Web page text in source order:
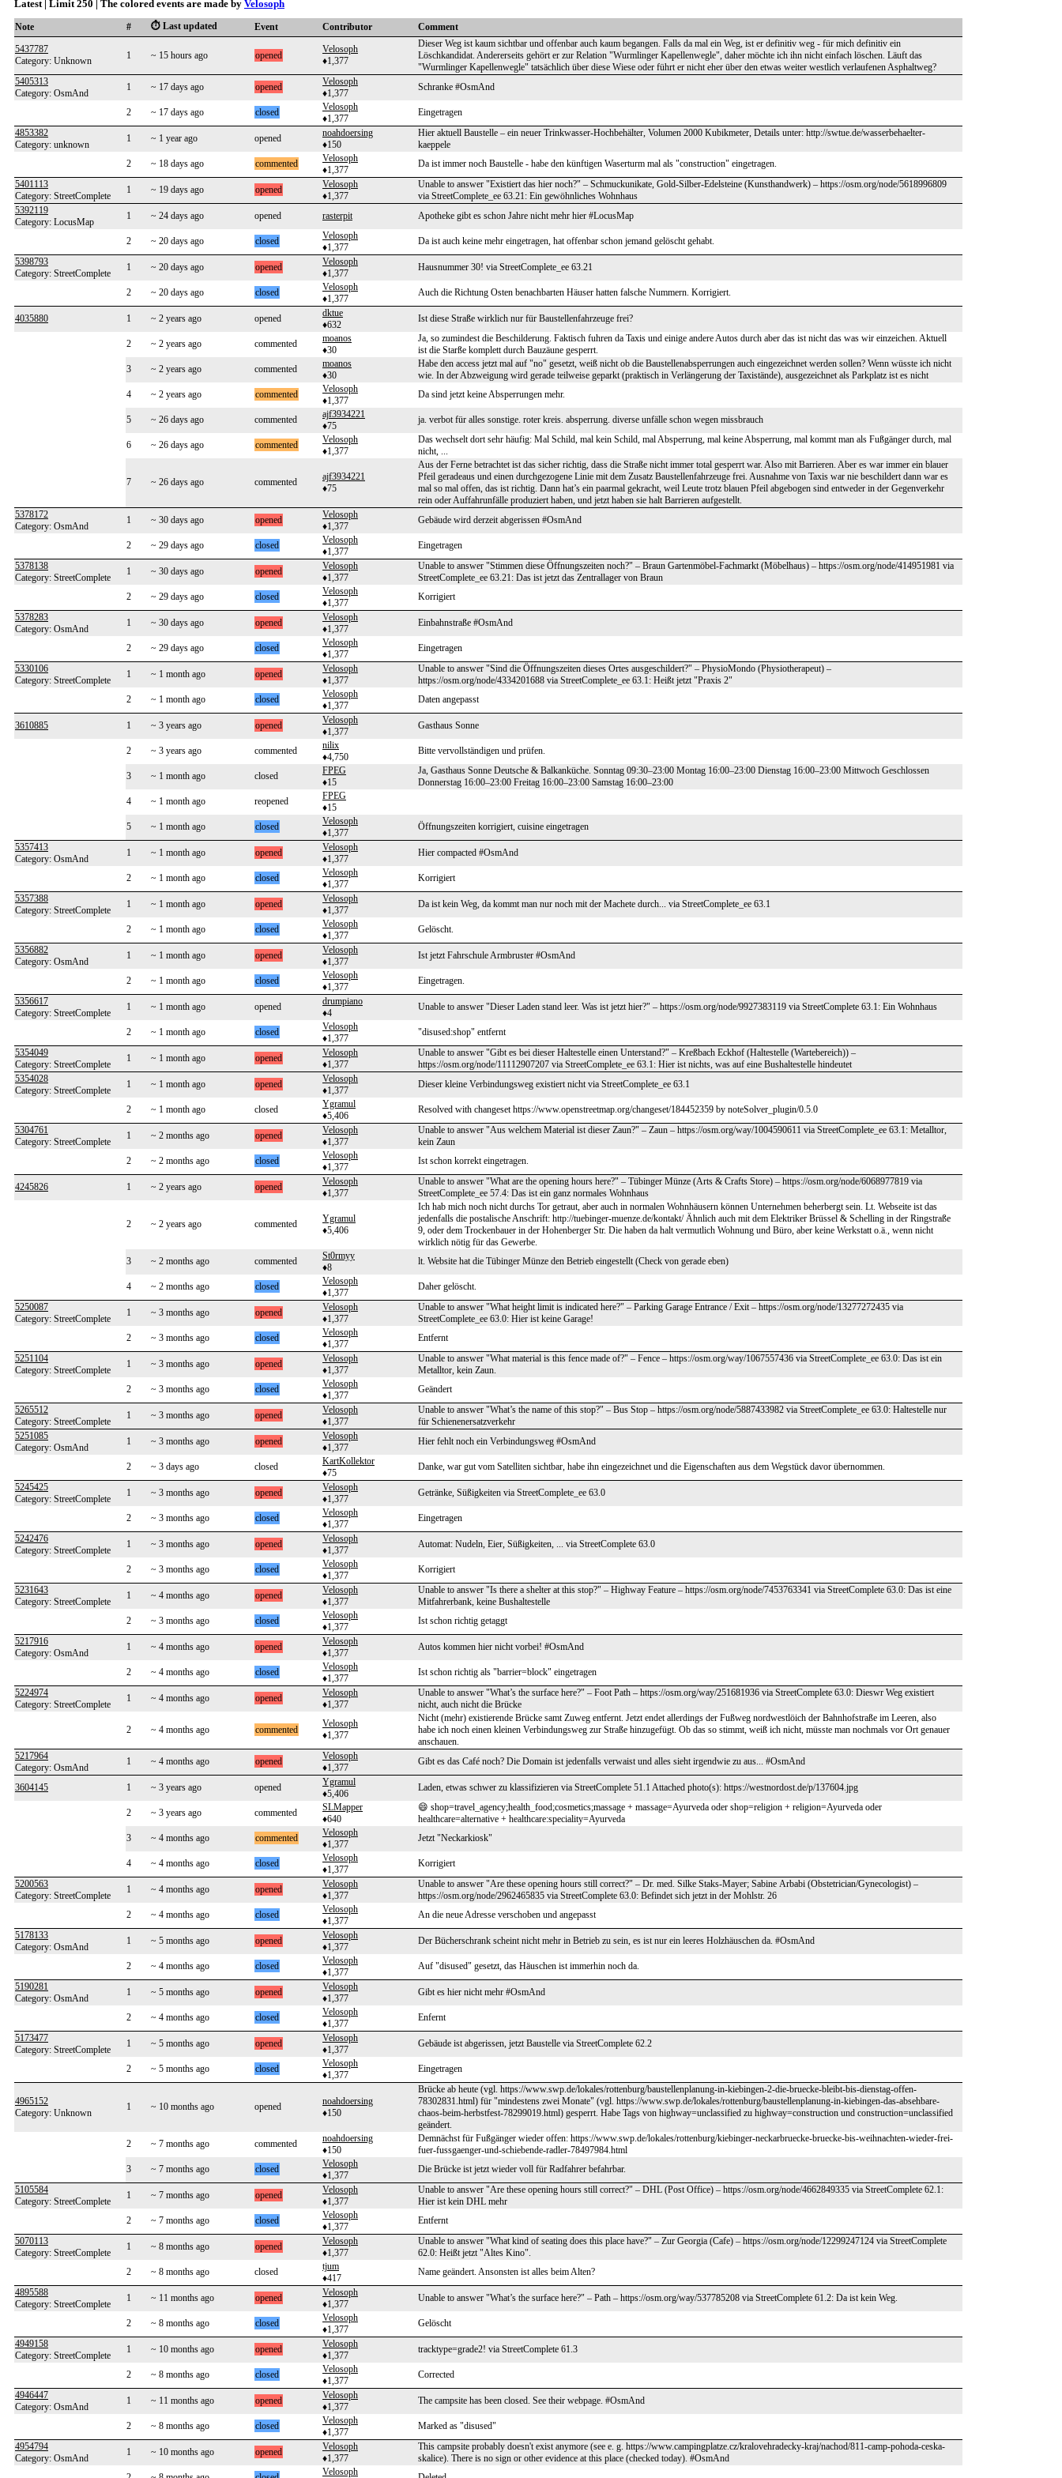
Latest | Limit 250 | The colored events are made by Velosoph
Note # ⏱️ Last updated Event Contributor
Comment
5437787
Category: Unknown
1 ~ 15 hours ago opened
Velosoph
♦1,377
Dieser Weg ist kaum sichtbar und offenbar auch kaum begangen. Falls da mal ein Weg, ist er definitiv weg - für mich definitiv ein
Löschkandidat. Andererseits gehört er zur Relation "Wurmlinger Kapellenwegle", daher möchte ich ihn nicht einfach löschen. Läuft das
"Wurmlinger Kapellenwegle" tatsächlich über diese Wiese oder führt er nicht eher über den etwas weiter westlich verlaufenen Asphaltweg?
5405313
Category: OsmAnd
1 ~ 17 days ago opened
Velosoph
♦1,377
Schranke #OsmAnd
2 ~ 17 days ago closed
Velosoph
♦1,377
Eingetragen
4853382
Category: unknown
1 ~ 1 year ago opened
noahdoersing
♦150
Hier aktuell Baustelle – ein neuer Trinkwasser-Hochbehälter, Volumen 2000 Kubikmeter, Details unter: http://swtue.de/wasserbehaelter-
kaeppele
2
~ 18 days ago commented
Velosoph
♦1,377
Da ist immer noch Baustelle - habe den künftigen Waserturm mal als "construction" eingetragen.
5401113
Category: StreetComplete
1 ~ 19 days ago opened
Velosoph
♦1,377
Unable to answer "Existiert das hier noch?" – Schmuckunikate, Gold-Silber-Edelsteine (Kunsthandwerk) – https://osm.org/node/5618996809
via StreetComplete_ee 63.21: Ein gewöhnliches Wohnhaus
5392119
Category: LocusMap
1 ~ 24 days ago opened rasterpit Apotheke gibt es schon Jahre nicht mehr hier #LocusMap
2 ~ 20 days ago closed
Velosoph
♦1,377
Da ist auch keine mehr eingetragen, hat offenbar schon jemand gelöscht gehabt.
5398793
Category: StreetComplete
1 ~ 20 days ago opened
Velosoph
♦1,377
Hausnummer 30! via StreetComplete_ee 63.21
2 ~ 20 days ago closed
Velosoph
♦1,377
Auch die Richtung Osten benachbarten Häuser hatten falsche Nummern. Korrigiert.
4035880 1 ~ 2 years ago opened
dktue
♦632
Ist diese Straße wirklich nur für Baustellenfahrzeuge frei?
2 ~ 2 years ago commented
moanos
♦30
Ja, so zumindest die Beschilderung. Faktisch fuhren da Taxis und einige andere Autos durch aber das ist nicht das was wir einzeichen. Aktuell
ist die Starße komplett durch Bauzäune gesperrt.
3
~ 2 years ago commented
moanos
♦30
Habe den access jetzt mal auf "no" gesetzt, weiß nicht ob die Baustellenabsperrungen auch eingezeichnet werden sollen? Wenn wüsste ich nicht
wie. In der Abzweigung wird gerade teilweise geparkt (praktisch in Verlängerung der Taxistände), ausgezeichnet als Parkplatz ist es nicht
4
~ 2 years ago commented
Velosoph
♦1,377
Da sind jetzt keine Absperrungen mehr.
5 ~ 26 days ago commented
ajf3934221
♦75
ja. verbot für alles sonstige. roter kreis. absperrung. diverse unfälle schon wegen missbrauch
6 ~ 26 days ago commented
Velosoph
♦1,377
Das wechselt dort sehr häufig: Mal Schild, mal kein Schild, mal Absperrung, mal keine Absperrung, mal kommt man als Fußgänger durch, mal
nicht, ...
7 ~ 26 days ago commented
ajf3934221
♦75
Aus der Ferne betrachtet ist das sicher richtig, dass die Straße nicht immer total gesperrt war. Also mit Barrieren. Aber es war immer ein blauer
Pfeil geradeaus und einen durchgezogene Linie mit dem Zusatz Baustellenfahrzeuge frei. Ausnahme von Taxis war nie beschildert dann war es
mal so mal offen, das ist richtig. Dann hat’s ein paarmal gekracht, weil Leute trotz blauen Pfeil abgebogen sind entweder in der Gegenverkehr
rein oder Auffahrunfälle produziert haben, und jetzt haben sie halt Barrieren aufgestellt.
5378172
Category: OsmAnd
1 ~ 30 days ago opened
Velosoph
♦1,377
Gebäude wird derzeit abgerissen #OsmAnd
2 ~ 29 days ago closed
Velosoph
♦1,377
Eingetragen
5378138
Category: StreetComplete
1 ~ 30 days ago opened
Velosoph
♦1,377
Unable to answer "Stimmen diese Öffnungszeiten noch?" – Braun Gartenmöbel-Fachmarkt (Möbelhaus) – https://osm.org/node/414951981 via
StreetComplete_ee 63.21: Das ist jetzt das Zentrallager von Braun
2
~ 29 days ago closed
Velosoph
♦1,377
Korrigiert
5378283
Category: OsmAnd
1 ~ 30 days ago opened
Velosoph
♦1,377
Einbahnstraße #OsmAnd
2 ~ 29 days ago closed
Velosoph
♦1,377
Eingetragen
5330106
Category: StreetComplete
1 ~ 1 month ago opened
Velosoph
♦1,377
Unable to answer "Sind die Öffnungszeiten dieses Ortes ausgeschildert?" – PhysioMondo (Physiotherapeut) –
https://osm.org/node/4334201688 via StreetComplete_ee 63.1: Heißt jetzt "Praxis 2"
2
~ 1 month ago closed
Velosoph
♦1,377
Daten angepasst
3610885 1 ~ 3 years ago opened
Velosoph
♦1,377
Gasthaus Sonne
2 ~ 3 years ago commented
nilix
♦4,750
Bitte vervollständigen und prüfen.
3 ~ 1 month ago closed
FPEG
♦15
Ja, Gasthaus Sonne Deutsche & Balkanküche. Sonntag 09:30–23:00 Montag 16:00–23:00 Dienstag 16:00–23:00 Mittwoch Geschlossen
Donnerstag 16:00–23:00 Freitag 16:00–23:00 Samstag 16:00–23:00
4
~ 1 month ago reopened
FPEG
♦15
5
~ 1 month ago closed
Velosoph
♦1,377
Öffnungszeiten korrigiert, cuisine eingetragen
5357413
Category: OsmAnd
1 ~ 1 month ago opened
Velosoph
♦1,377
Hier compacted #OsmAnd
2 ~ 1 month ago closed
Velosoph
♦1,377
Korrigiert
5357388
Category: StreetComplete
1 ~ 1 month ago opened
Velosoph
♦1,377
Da ist kein Weg, da kommt man nur noch mit der Machete durch... via StreetComplete_ee 63.1
2 ~ 1 month ago closed
Velosoph
♦1,377
Gelöscht.
5356882
Category: OsmAnd
1 ~ 1 month ago opened
Velosoph
♦1,377
Ist jetzt Fahrschule Armbruster #OsmAnd
2 ~ 1 month ago closed
Velosoph
♦1,377
Eingetragen.
5356617
Category: StreetComplete
1 ~ 1 month ago opened
drumpiano
♦4
Unable to answer "Dieser Laden stand leer. Was ist jetzt hier?" – https://osm.org/node/9927383119 via StreetComplete 63.1: Ein Wohnhaus
2 ~ 1 month ago closed
Velosoph
♦1,377
"disused:shop" entfernt
5354049
Category: StreetComplete
1 ~ 1 month ago opened
Velosoph
♦1,377
Unable to answer "Gibt es bei dieser Haltestelle einen Unterstand?" – Kreßbach Eckhof (Haltestelle (Wartebereich)) –
https://osm.org/node/11112907207 via StreetComplete_ee 63.1: Hier ist nichts, was auf eine Bushaltestelle hindeutet
5354028
Category: StreetComplete
1 ~ 1 month ago opened
Velosoph
♦1,377
Dieser kleine Verbindungsweg existiert nicht via StreetComplete_ee 63.1
2 ~ 1 month ago closed
Ygramul
♦5,406
Resolved with changeset https://www.openstreetmap.org/changeset/184452359 by noteSolver_plugin/0.5.0
5304761
Category: StreetComplete
1 ~ 2 months ago opened
Velosoph
♦1,377
Unable to answer "Aus welchem Material ist dieser Zaun?" – Zaun – https://osm.org/way/1004590611 via StreetComplete_ee 63.1: Metalltor,
kein Zaun
2
~ 2 months ago closed
Velosoph
♦1,377
Ist schon korrekt eingetragen.
4245826 1 ~ 2 years ago opened
Velosoph
♦1,377
Unable to answer "What are the opening hours here?" – Tübinger Münze (Arts & Crafts Store) – https://osm.org/node/6068977819 via
StreetComplete_ee 57.4: Das ist ein ganz normales Wohnhaus
2 ~ 2 years ago commented
Ygramul
♦5,406
Ich hab mich noch nicht durchs Tor getraut, aber auch in normalen Wohnhäusern können Unternehmen beherbergt sein. Lt. Webseite ist das
jedenfalls die postalische Anschrift: http://tuebinger-muenze.de/kontakt/ Ähnlich auch mit dem Elektriker Brüssel & Schelling in der Ringstraße
9, oder dem Trockenbauer in der Hohenberger Str. Die haben da halt vermutlich Wohnung und Büro, aber keine Werkstatt o.ä., wenn nicht
wirklich nötig für das Gewerbe.
3
~ 2 months ago commented
St0rmyy
♦8
lt. Website hat die Tübinger Münze den Betrieb eingestellt (Check von gerade eben)
4 ~ 2 months ago closed
Velosoph
♦1,377
Daher gelöscht.
5250087
Category: StreetComplete
1 ~ 3 months ago opened
Velosoph
♦1,377
Unable to answer "What height limit is indicated here?" – Parking Garage Entrance / Exit – https://osm.org/node/13277272435 via
StreetComplete_ee 63.0: Hier ist keine Garage!
2
~ 3 months ago closed
Velosoph
♦1,377
Entfernt
5251104
Category: StreetComplete
1 ~ 3 months ago opened
Velosoph
♦1,377
Unable to answer "What material is this fence made of?" – Fence – https://osm.org/way/1067557436 via StreetComplete_ee 63.0: Das ist ein
Metalltor, kein Zaun.
2
~ 3 months ago closed
Velosoph
♦1,377
Geändert
5265512
Category: StreetComplete
1 ~ 3 months ago opened
Velosoph
♦1,377
Unable to answer "What’s the name of this stop?" – Bus Stop – https://osm.org/node/5887433982 via StreetComplete_ee 63.0: Haltestelle nur
für Schienenersatzverkehr
5251085
Category: OsmAnd
1 ~ 3 months ago opened
Velosoph
♦1,377
Hier fehlt noch ein Verbindungsweg #OsmAnd
2 ~ 3 days ago closed
KartKollektor
♦75
Danke, war gut vom Satelliten sichtbar, habe ihn eingezeichnet und die Eigenschaften aus dem Wegstück davor übernommen.
5245425
Category: StreetComplete
1 ~ 3 months ago opened
Velosoph
♦1,377
Getränke, Süßigkeiten via StreetComplete_ee 63.0
2 ~ 3 months ago closed
Velosoph
♦1,377
Eingetragen
5242476
Category: StreetComplete
1 ~ 3 months ago opened
Velosoph
♦1,377
Automat: Nudeln, Eier, Süßigkeiten, ... via StreetComplete 63.0
2 ~ 3 months ago closed
Velosoph
♦1,377
Korrigiert
5231643
Category: StreetComplete
1 ~ 4 months ago opened
Velosoph
♦1,377
Unable to answer "Is there a shelter at this stop?" – Highway Feature – https://osm.org/node/7453763341 via StreetComplete 63.0: Das ist eine
Mitfahrerbank, keine Bushaltestelle
2
~ 3 months ago closed
Velosoph
♦1,377
Ist schon richtig getaggt
5217916
Category: OsmAnd
1 ~ 4 months ago opened
Velosoph
♦1,377
Autos kommen hier nicht vorbei! #OsmAnd
2 ~ 4 months ago closed
Velosoph
♦1,377
Ist schon richtig als "barrier=block" eingetragen
5224974
Category: StreetComplete
1 ~ 4 months ago opened
Velosoph
♦1,377
Unable to answer "What’s the surface here?" – Foot Path – https://osm.org/way/251681936 via StreetComplete 63.0: Dieswr Weg existiert
nicht, auch nicht die Brücke
2 ~ 4 months ago commented
Velosoph
♦1,377
Nicht (mehr) existierende Brücke samt Zuweg entfernt. Jetzt endet allerdings der Fußweg nordwestlöich der Bahnhofstraße im Leeren, also
habe ich noch einen kleinen Verbindungsweg zur Straße hinzugefügt. Ob das so stimmt, weiß ich nicht, müsste man nochmals vor Ort genauer
anschauen.
5217964
Category: OsmAnd
1 ~ 4 months ago opened
Velosoph
♦1,377
Gibt es das Café noch? Die Domain ist jedenfalls verwaist und alles sieht irgendwie zu aus... #OsmAnd
3604145 1 ~ 3 years ago opened
Ygramul
♦5,406
Laden, etwas schwer zu klassifizieren via StreetComplete 51.1 Attached photo(s): https://westnordost.de/p/137604.jpg
2 ~ 3 years ago commented
SLMapper
♦640
😄 shop=travel_agency;health_food;cosmetics;massage + massage=Ayurveda oder shop=religion + religion=Ayurveda oder
healthcare=alternative + healthcare:speciality=Ayurveda
3
~ 4 months ago commented
Velosoph
♦1,377
Jetzt "Neckarkiosk"
4 ~ 4 months ago closed
Velosoph
♦1,377
Korrigiert
5200563
Category: StreetComplete
1 ~ 4 months ago opened
Velosoph
♦1,377
Unable to answer "Are these opening hours still correct?" – Dr. med. Silke Staks-Mayer; Sabine Arbabi (Obstetrician/Gynecologist) –
https://osm.org/node/2962465835 via StreetComplete 63.0: Befindet sich jetzt in der Mohlstr. 26
2
~ 4 months ago closed
Velosoph
♦1,377
An die neue Adresse verschoben und angepasst
5178133
Category: OsmAnd
1 ~ 5 months ago opened
Velosoph
♦1,377
Der Bücherschrank scheint nicht mehr in Betrieb zu sein, es ist nur ein leeres Holzhäuschen da. #OsmAnd
2 ~ 4 months ago closed
Velosoph
♦1,377
Auf "disused" gesetzt, das Häuschen ist immerhin noch da.
5190281
Category: OsmAnd
1 ~ 5 months ago opened
Velosoph
♦1,377
Gibt es hier nicht mehr #OsmAnd
2 ~ 4 months ago closed
Velosoph
♦1,377
Enfernt
5173477
Category: StreetComplete
1 ~ 5 months ago opened
Velosoph
♦1,377
Gebäude ist abgerissen, jetzt Baustelle via StreetComplete 62.2
2 ~ 5 months ago closed
Velosoph
♦1,377
Eingetragen
4965152
Category: Unknown
1 ~ 10 months ago opened
noahdoersing
♦150
Brücke ab heute (vgl. https://www.swp.de/lokales/rottenburg/baustellenplanung-in-kiebingen-2-die-bruecke-bleibt-bis-dienstag-offen-
78302831.html) für "mindestens zwei Monate" (vgl. https://www.swp.de/lokales/rottenburg/baustellenplanung-in-kiebingen-das-absehbare-
chaos-beim-herbstfest-78299019.html) gesperrt. Habe Tags von highway=unclassified zu highway=construction und construction=unclassified
geändert.
2
~ 7 months ago commented
noahdoersing
♦150
Demnächst für Fußgänger wieder offen: https://www.swp.de/lokales/rottenburg/kiebinger-neckarbruecke-bruecke-bis-weihnachten-wieder-frei-
fuer-fussgaenger-und-schiebende-radler-78497984.html
3
~ 7 months ago closed
Velosoph
♦1,377
Die Brücke ist jetzt wieder voll für Radfahrer befahrbar.
5105584
Category: StreetComplete
1 ~ 7 months ago opened
Velosoph
♦1,377
Unable to answer "Are these opening hours still correct?" – DHL (Post Office) – https://osm.org/node/4662849335 via StreetComplete 62.1:
Hier ist kein DHL mehr
2
~ 7 months ago closed
Velosoph
♦1,377
Entfernt
5070113
Category: StreetComplete
1 ~ 8 months ago opened
Velosoph
♦1,377
Unable to answer "What kind of seating does this place have?" – Zur Georgia (Cafe) – https://osm.org/node/12299247124 via StreetComplete
62.0: Heißt jetzt "Altes Kino".
2
~ 8 months ago closed
tjum
♦417
Name geändert. Ansonsten ist alles beim Alten?
4895588
Category: StreetComplete
1 ~ 11 months ago opened
Velosoph
♦1,377
Unable to answer "What’s the surface here?" – Path – https://osm.org/way/537785208 via StreetComplete 61.2: Da ist kein Weg.
2 ~ 8 months ago closed
Velosoph
♦1,377
Gelöscht
4949158
Category: StreetComplete
1 ~ 10 months ago opened
Velosoph
♦1,377
tracktype=grade2! via StreetComplete 61.3
2 ~ 8 months ago closed
Velosoph
♦1,377
Corrected
4946447
Category: OsmAnd
1 ~ 11 months ago opened
Velosoph
♦1,377
The campsite has been closed. See their webpage. #OsmAnd
2 ~ 8 months ago closed
Velosoph
♦1,377
Marked as "disused"
4954794
Category: OsmAnd
1 ~ 10 months ago opened
Velosoph
♦1,377
This campsite probably doesn't exist anymore (see e. g. https://www.campingplatze.cz/kralovehradecky-kraj/nachod/811-camp-pohoda-ceska-
skalice). There is no sign or other evidence at this place (checked today). #OsmAnd
Velosoph